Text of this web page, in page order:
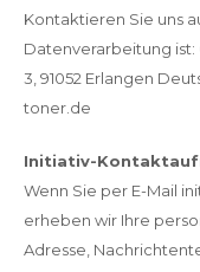
Kontaktieren Sie uns
Datenverarbeitung
3, 91052 Erlangen
toner.de
Initiativ-
Wenn Sie per E-Mail
erheben wir Ihre
Adresse,